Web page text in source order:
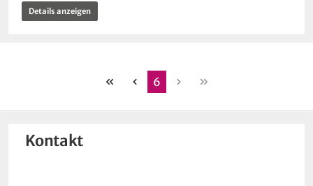
Details anzeigen
erste vorherige
6 nächsteletzte
Kontakt